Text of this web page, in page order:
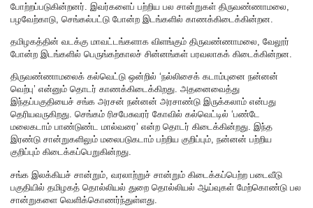
போற்றப்படுகின்றனர். இவர்களைப் பற்றிய பல சான்றுகள் திருவண்ணாமலை,
பழவேற்காடு, செங்கல்பட்டு போன்ற இடங்களில் காணக்கிடைக்கின்றன.
தமிழகத்தின் வடக்கு மாவட்டங்களாக விளங்கும் திருவண்ணாமலை, வேலூர்
போன்ற இடங்களில் பெருங்கற்காலச் சின்னங்கள் பரவலாகக் கிடைக்கின்றன.
திருவண்ணாமலைக் கல்வெட்டு ஒன்றில் ‘நல்லிசைக் கடாம்புனை நன்னன்
வெற்பு’ என்னும் தொடர் காணக்கிடைக்கிறது. அதனைவைத்து
இந்தப்பகுதியைச் சங்க அரசன் நன்னன் அரசாண்டு இருக்கலாம் என்பது
தெரியவருகிறது. செங்கம் ரிசபேசுவரர் கோவில் கல்வெட்டில் ‘பண்டே
மலைகடாம் பாண்டுண்ட மால்வரை’ என்ற தொடர் கிடைக்கின்றது. இந்த
இரண்டு சான்றுகளிலும் மலைபடுகடாம் பற்றிய குறிப்பும், நன்னன் பற்றிய
குறிப்பும் கிடைக்கப்பெறுகின்றது.
சங்க இலக்கியச் சான்றும், வரலாற்றுச் சான்றும் கிடைக்கப்பெற்ற படைவீடு
பகுதியில் தமிழகத் தொல்லியல் துறை தொல்லியல் ஆய்வுகள் மேற்கொண்டு பல
சான்றுகளை வெளிக்கொணர்ந்துள்ளது.